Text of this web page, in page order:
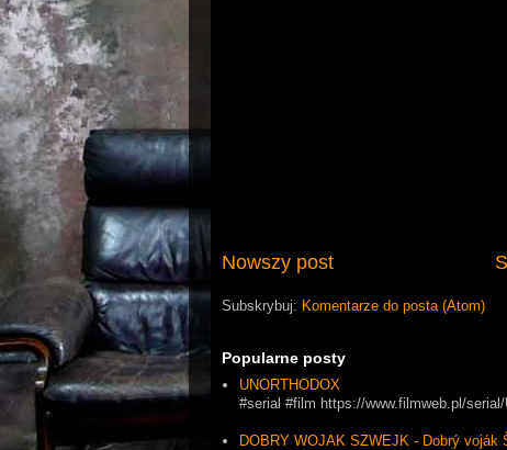
Nowszy post
Subskrybuj: Komentarze do posta (Atom)
Popularne posty
UNORTHODOX
#serial #film https://www.filmweb.pl/
DOBRY WOJAK SZWEJK - Dobrý voják